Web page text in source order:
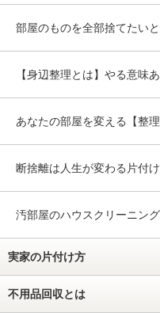
部屋のものを全部捨てたい
【身辺整理とは】やる意味
あなたの部屋を変える【整
断捨離は人生が変わる片付
汚部屋のハウスクリーニン
実家の片付け方
不用品回収とは